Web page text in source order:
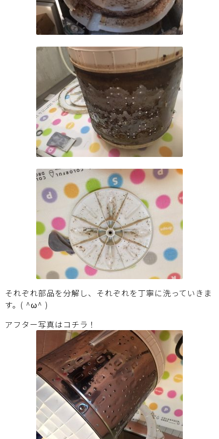
それぞれ部品を分解し、それぞれを丁寧に洗っていきま
す。( ^ω^ )
アフター写真はコチラ！